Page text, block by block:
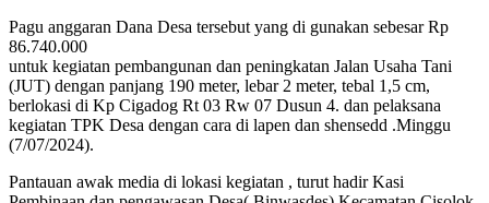
Pagu anggaran Dana Desa tersebut yang di gunakan sebesar Rp
86.740.000
untuk kegiatan pembangunan dan peningkatan Jalan Usaha Tani
(JUT) dengan panjang 190 meter, lebar 2 meter, tebal 1,5 cm,
berlokasi di Kp Cigadog Rt 03 Rw 07 Dusun 4. dan pelaksana
kegiatan TPK Desa dengan cara di lapen dan shensedd .Minggu
(7/07/2024).
Pantauan awak media di lokasi kegiatan , turut hadir Kasi